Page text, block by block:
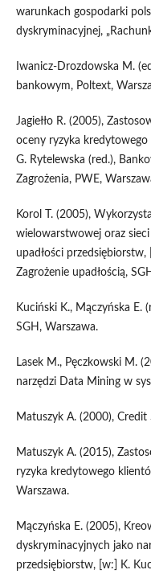
warunkach gospodarki
dyskryminacyjnej,
Iwanicz-Drozdowska M.
bankowym, Poltext,
Jagiełło R. (2005),
oceny ryzyka kredytowego
G. Rytelewska (red.),
Zagrożenia, PWE,
Korol T. (2005),
wielowarstwowej oraz
upadłości
Zagrożenie upadłością,
Kuciński K., Mączyńska E.
SGH, Warszawa.
Lasek M., Pęczkowski M.
narzędzi Data Mining w
Matuszyk A. (2000), Credit
Matuszyk A. (2015),
ryzyka kredytowego
Warszawa.
Mączyńska E. (2005),
dyskryminacyjnych jako
przedsiębiorstw, [w:] K.